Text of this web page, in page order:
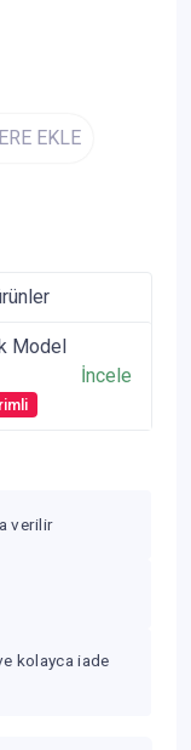
EKLE
Model
İncele
verilir
kolayca iade